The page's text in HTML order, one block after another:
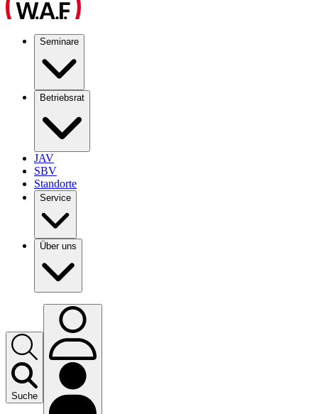
Seminare
Betriebsrat
JAV
SBV
Standorte
Service
Über uns
Suche